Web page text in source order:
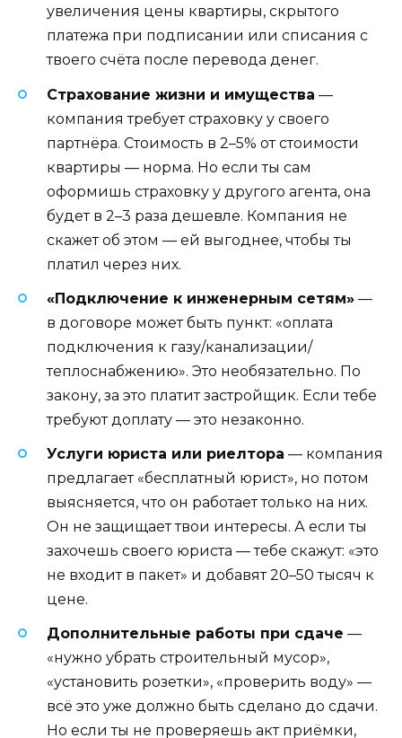
увеличения цены квартиры, скрытого
платежа при подписании или списания с
твоего счёта после перевода денег.
Страхование жизни и имущества —
компания требует страховку у своего
партнёра. Стоимость в 2–5% от стоимости
квартиры — норма. Но если ты сам
оформишь страховку у другого агента, она
будет в 2–3 раза дешевле. Компания не
скажет об этом — ей выгоднее, чтобы ты
платил через них.
«Подключение к инженерным сетям» —
в договоре может быть пункт: «оплата
подключения к газу/канализации/
теплоснабжению». Это необязательно. По
закону, за это платит застройщик. Если тебе
требуют доплату — это незаконно.
Услуги юриста или риелтора — компания
предлагает «бесплатный юрист», но потом
выясняется, что он работает только на них.
Он не защищает твои интересы. А если ты
захочешь своего юриста — тебе скажут: «это
не входит в пакет» и добавят 20–50 тысяч к
цене.
Дополнительные работы при сдаче —
«нужно убрать строительный мусор»,
«установить розетки», «проверить воду» —
всё это уже должно быть сделано до сдачи.
Но если ты не проверяешь акт приёмки,